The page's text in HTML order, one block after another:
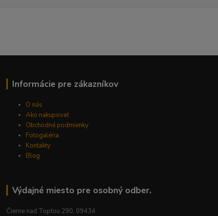
Informácie pre zákazníkov
O nás
Ako nakupovať
Obchodné podmienky
Fotogaléria
Kontakty
Blog
Výdajné miesto pre osobný odber.
Čierne nad Topľou 290, 09434